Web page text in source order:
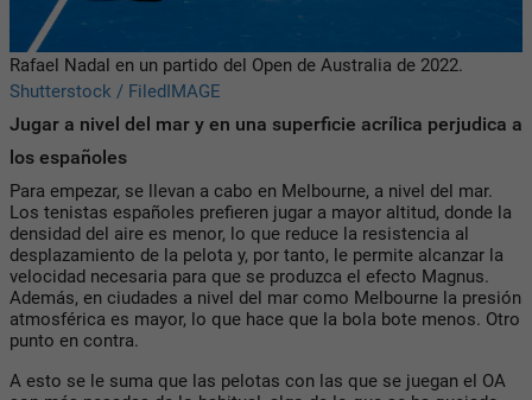
Rafael Nadal en un partido del Open de Australia de 2022.
Shutterstock / FiledIMAGE
Jugar a nivel del mar y en una superficie acrílica perjudica a
los españoles
Para empezar, se llevan a cabo en Melbourne, a nivel del mar.
Los tenistas españoles prefieren jugar a mayor altitud, donde la
densidad del aire es menor, lo que reduce la resistencia al
desplazamiento de la pelota y, por tanto, le permite alcanzar la
velocidad necesaria para que se produzca el efecto Magnus.
Además, en ciudades a nivel del mar como Melbourne la presión
atmosférica es mayor, lo que hace que la bola bote menos. Otro
punto en contra.
A esto se le suma que las pelotas con las que se juegan el OA